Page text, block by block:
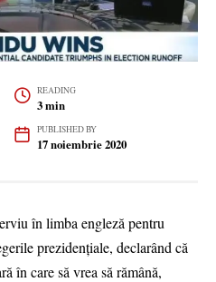
READING
3 min
PUBLISHED BY
17 noiembrie 2020
în limba engleză pentru
prezidențiale, declarând că
în care să vrea să rămână,